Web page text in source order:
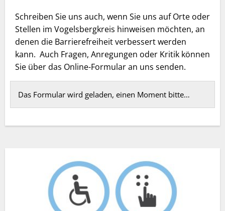
Schreiben Sie uns auch, wenn Sie uns auf Orte oder
Stellen im Vogelsbergkreis hinweisen möchten, an
denen die Barrierefreiheit verbessert werden
kann. Auch Fragen, Anregungen oder Kritik können
Sie über das Online-Formular an uns senden.
Das Formular wird geladen, einen Moment bitte…